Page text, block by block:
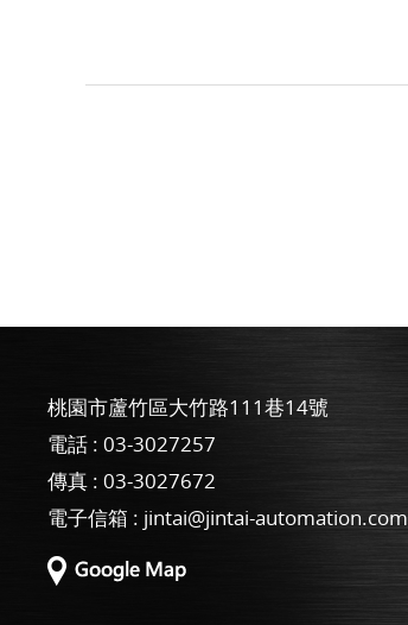
桃園市蘆竹區大竹路111巷14號
電話 : 03-3027257
傳真 : 03-3027672
電子信箱 : jintai@jintai-automation.com